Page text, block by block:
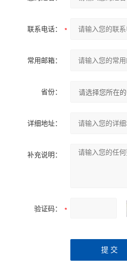
联系电话：
常用邮箱：
省份：
详细地址：
补充说明：
验证码：